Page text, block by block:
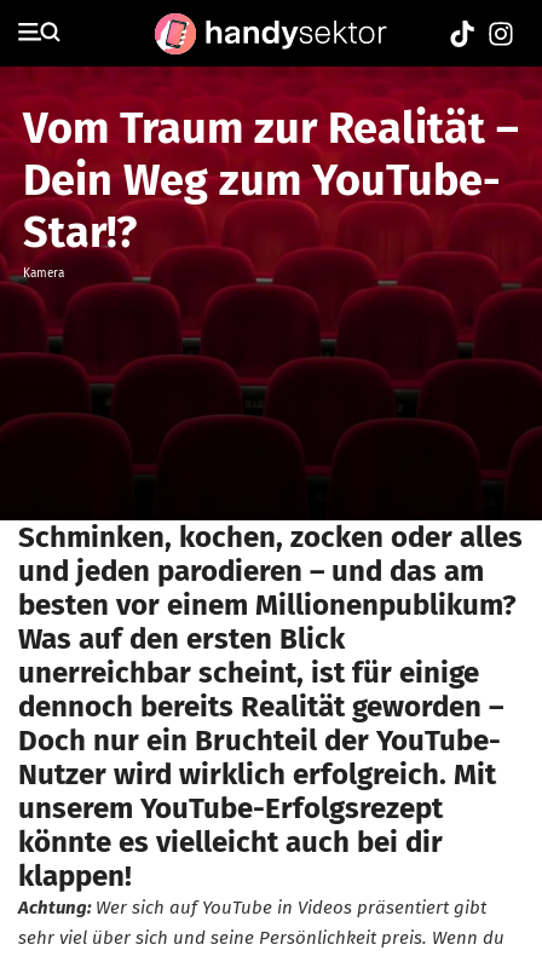
Vom Traum zur Realität –
Dein Weg zum YouTube-
Star!?
Kamera
Schminken, kochen, zocken oder alles
und jeden parodieren – und das am
besten vor einem Millionenpublikum?
Was auf den ersten Blick
unerreichbar scheint, ist für einige
dennoch bereits Realität geworden –
Doch nur ein Bruchteil der YouTube-
Nutzer wird wirklich erfolgreich. Mit
unserem YouTube-Erfolgsrezept
könnte es vielleicht auch bei dir
klappen!
Achtung: Wer sich auf YouTube in Videos präsentiert gibt
sehr viel über sich und seine Persönlichkeit preis. Wenn du